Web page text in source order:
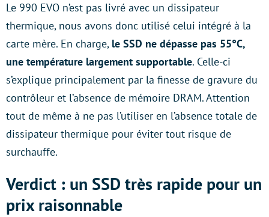
Le 990 EVO n’est pas livré avec un dissipateur
thermique, nous avons donc utilisé celui intégré à la
carte mère. En charge, le SSD ne dépasse pas 55°C,
une température largement supportable. Celle-ci
s’explique principalement par la finesse de gravure du
contrôleur et l’absence de mémoire DRAM. Attention
tout de même à ne pas l’utiliser en l’absence totale de
dissipateur thermique pour éviter tout risque de
surchauffe.
Verdict : un SSD très rapide pour un
prix raisonnable